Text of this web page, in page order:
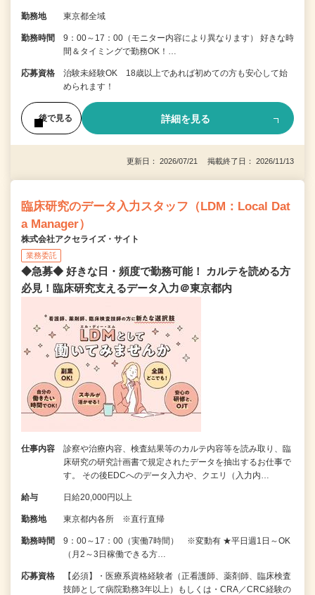
勤務地 東京都全域
勤務時間
9：00～17：00（モニター内容により異なります） 好きな時
間＆タイミングで勤務OK！…
応募資格
治験未経験OK 18歳以上であれば初めての方も安心して始
められます！
後で見る 詳細を見る
更新日： 2026/07/21 掲載終了日： 2026/11/13
臨床研究のデータ入力スタッフ（LDM：Local Dat
a Manager）
株式会社アクセライズ・サイト
業務委託
◆急募◆ 好きな日・頻度で勤務可能！ カルテを読める方
必見！臨床研究支えるデータ入力＠東京都内
仕事内容
診察や治療内容、検査結果等のカルテ内容等を読み取り、臨
床研究の研究計画書で規定されたデータを抽出するお仕事で
す。 その後EDCへのデータ入力や、クエリ（入力内…
給与 日給20,000円以上
勤務地 東京都内各所 ※直行直帰
勤務時間
9：00～17：00（実働7時間） ※変動有 ★平日週1日～OK
（月2～3日稼働できる方…
応募資格
【必須】・医療系資格経験者（正看護師、薬剤師、臨床検査
技師として病院勤務3年以上）もしくは・CRA／CRC経験の